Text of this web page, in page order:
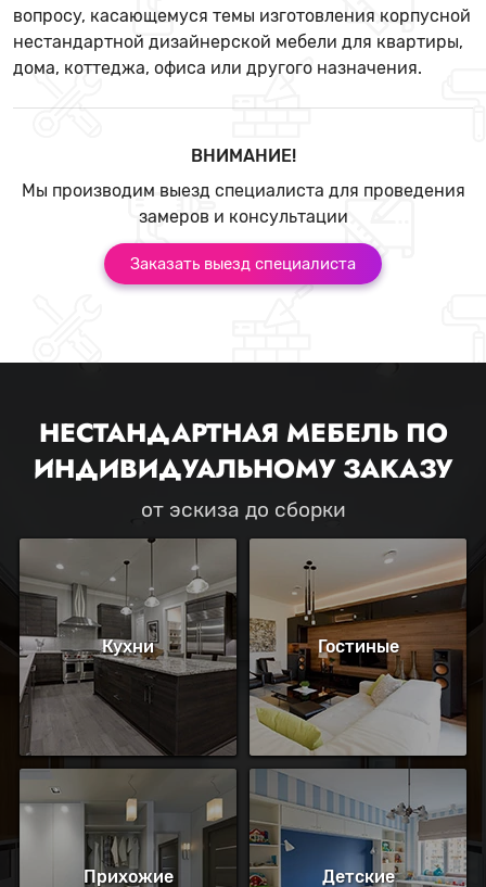
вопросу, касающемуся темы изготовления корпусной
нестандартной дизайнерской мебели для квартиры,
дома, коттеджа, офиса или другого назначения.
ВНИМАНИЕ!
Мы производим выезд специалиста для проведения
замеров и консультации
Заказать выезд специалиста
НЕСТАНДАРТНАЯ МЕБЕЛЬ ПО
ИНДИВИДУАЛЬНОМУ ЗАКАЗУ
от эскиза до сборки
Кухни Гостиные
Прихожие Детские